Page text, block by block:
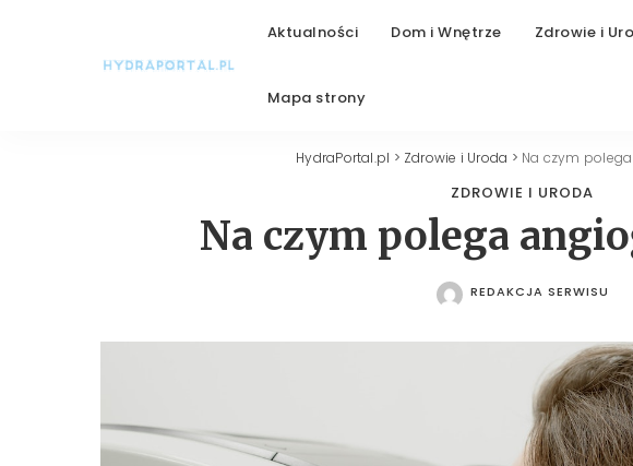
Aktualności Dom i Wnętrze Zdrowie i
Mapa strony
HydraPortal.pl > Zdrowie i Uroda > Na czym
ZDROWIE I URODA
Na czym polega
POSTED
REDAKCJA SERWISU